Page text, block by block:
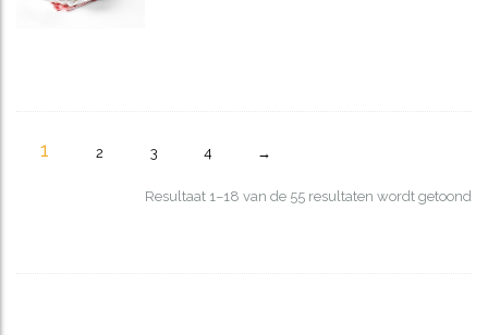
1 2 3 4 →
Resultaat 1–18 van de 55 resultaten wordt getoond